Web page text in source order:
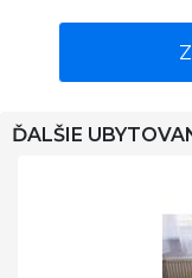
ĎALŠIE